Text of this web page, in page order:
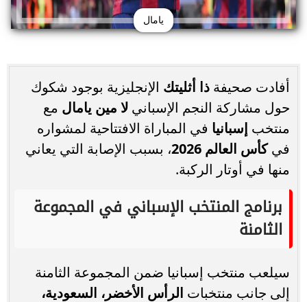
يامال
أفادت صحيفة ذا أثليتك الإنجليزية بوجود شكوك
حول مشاركة النجم الإسباني لا مين يامال مع
منتخب إسبانيا في المباراة الافتتاحية لمشواره
فيكأس العالم 2026
، بسبب الإصابة التي يعاني
منها في أوتار الركبة.
برنامج المنتخب الإسباني في المجموعة
الثامنة
سيلعب منتخب إسبانيا ضمن المجموعة الثامنة
إلى جانب منتخبات الرأس الأخضر، السعودية،